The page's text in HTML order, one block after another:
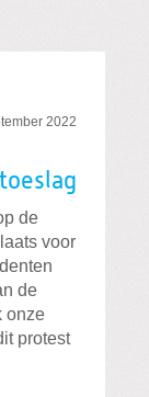
2022
de
voor
de
onze
protest